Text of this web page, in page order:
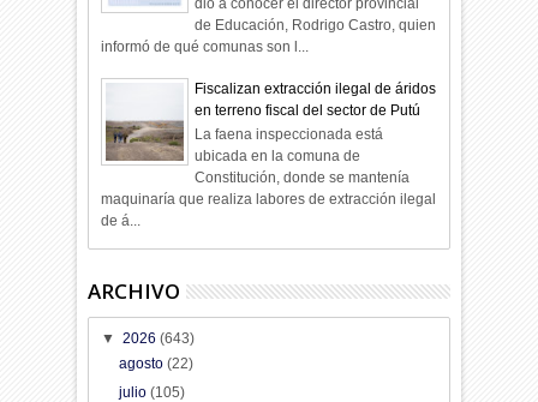
dio a conocer el director provincial
de Educación, Rodrigo Castro, quien
informó de qué comunas son l...
Fiscalizan extracción ilegal de áridos
en terreno fiscal del sector de Putú
La faena inspeccionada está
ubicada en la comuna de
Constitución, donde se mantenía
maquinaría que realiza labores de extracción ilegal
de á...
ARCHIVO
▼2026(643)
agosto (22)
julio (105)